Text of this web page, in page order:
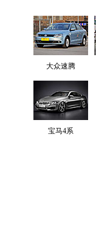
大众速腾
宝马4系